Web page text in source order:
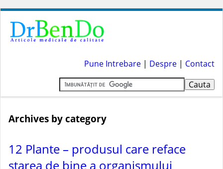
Pune Intrebare | Despre | Contact
Archives by category
12 Plante – produsul care reface
starea de bine a organismului